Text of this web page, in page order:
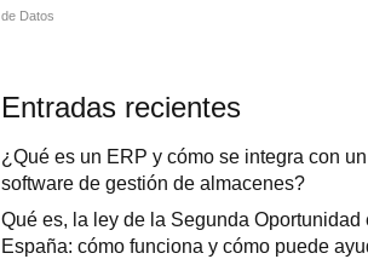
de Datos
Entradas recientes
¿Qué es un ERP y cómo se integra con un
software de gestión de almacenes?
Qué es, la ley de la Segunda Oportunidad
España: cómo funciona y cómo puede